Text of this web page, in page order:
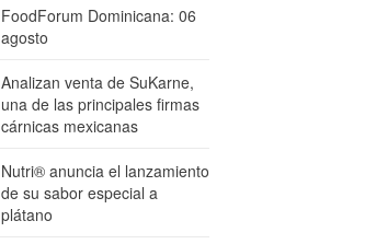
FoodForum Dominicana: 06
agosto
Analizan venta de SuKarne,
una de las principales firmas
cárnicas mexicanas
Nutri® anuncia el lanzamiento
de su sabor especial a
plátano